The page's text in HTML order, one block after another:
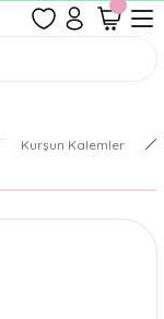
Kurşun Kalemler